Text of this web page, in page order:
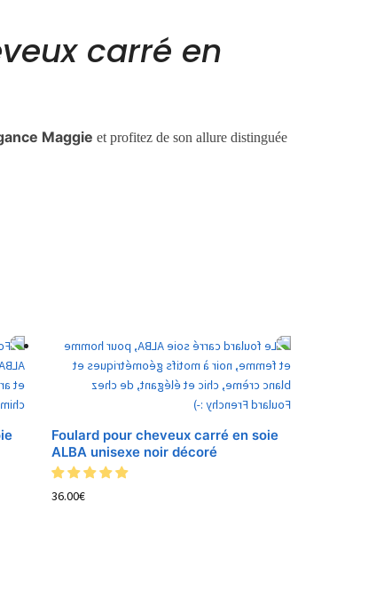
carré en
Maggie et profitez de son allure distinguée
Foulard pour cheveux carré en soie
ALBA unisexe noir décoré
36.00€